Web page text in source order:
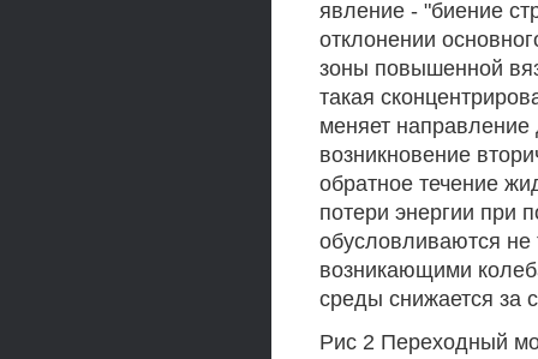
явление - "биение
отклонении
зоны повышенной
такая
меняет
возникновение
обратное течение
потери энергии при
обусловливаются
возникающими
среды снижается за
Рис 2 Переходный